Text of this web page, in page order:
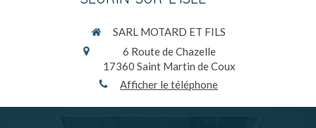
SARL MOTARD ET FILS
6 Route de Chazelle
17360 Saint Martin de Coux
Afficher le téléphone